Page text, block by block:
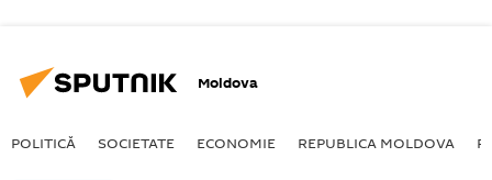
Moldova
POLITICĂ SOCIETATE ECONOMIE REPUBLICA MOLDOVA